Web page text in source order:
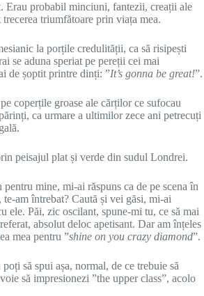
Erau probabil minciuni, fantezii, creații ale
triumfătoare prin viața mea.
la porțile credulității, ca să risipești
se aduna speriat pe pereții cei mai
de șoptit printre dinți: ”It’s gonna be great!”.
coperțile groase ale cărților ce sufocau
ca urmare a ultimilor zece ani petrecuți
peisajul plat și verde din sudul Londrei.
mine, mi-ai răspuns ca de pe scena în
am întrebat? Caută și vei găsi, mi-ai
ele. Păi, zic oscilant, spune-mi tu, ce să mai
absolut deloc apetisant. Dar am înțeles
mea pentru ”shine on you crazy diamond”.
să spui așa, normal, de ce trebuie să
să impresionezi ”the upper class”, acolo